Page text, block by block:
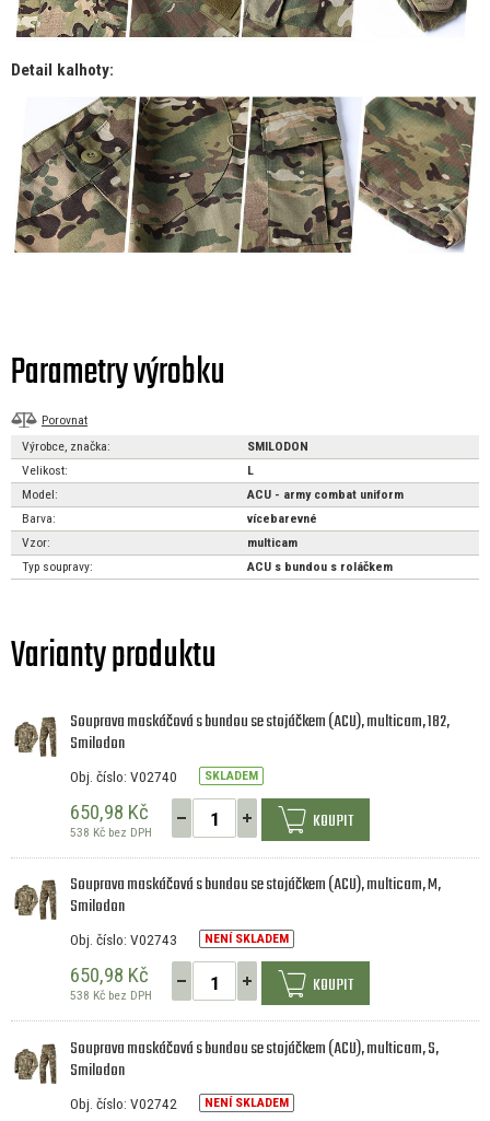
Detail kalhoty:
Parametry výrobku
Porovnat
Výrobce, značka:
SMILODON
Velikost:
L
Model:
ACU - army combat uniform
Barva:
vícebarevné
Vzor:
multicam
Typ soupravy:
ACU s bundou s roláčkem
Varianty produktu
Souprava maskáčová s bundou se stojáčkem (ACU), multicam, 182,
Smilodon
Obj. číslo: V02740 SKLADEM
650,98 Kč
538 Kč bez DPH KOUPIT
Souprava maskáčová s bundou se stojáčkem (ACU), multicam, M,
Smilodon
Obj. číslo: V02743 NENÍ SKLADEM
650,98 Kč
538 Kč bez DPH KOUPIT
Souprava maskáčová s bundou se stojáčkem (ACU), multicam, S,
Smilodon
Obj. číslo: V02742 NENÍ SKLADEM